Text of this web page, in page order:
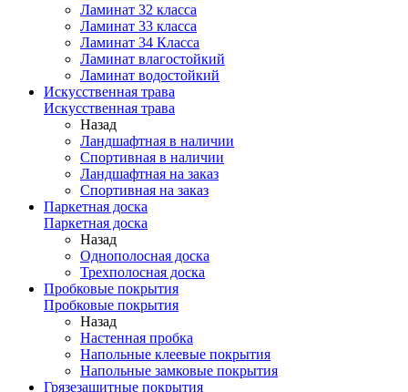
Ламинат 32 класса
Ламинат 33 класса
Ламинат 34 Класса
Ламинат влагостойкий
Ламинат водостойкий
Искусственная трава
Искусственная трава
Назад
Ландшафтная в наличии
Спортивная в наличии
Ландшафтная на заказ
Спортивная на заказ
Паркетная доска
Паркетная доска
Назад
Однополосная доска
Трехполосная доска
Пробковые покрытия
Пробковые покрытия
Назад
Настенная пробка
Напольные клеевые покрытия
Напольные замковые покрытия
Грязезащитные покрытия